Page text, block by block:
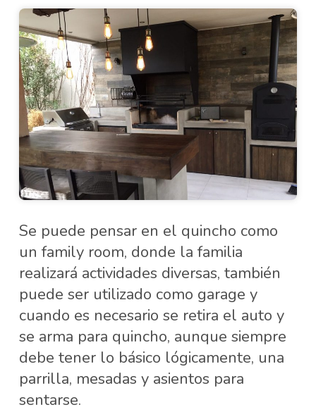
Se puede pensar en el quincho como
un family room, donde la familia
realizará actividades diversas, también
puede ser utilizado como garage y
cuando es necesario se retira el auto y
se arma para quincho, aunque siempre
debe tener lo básico lógicamente, una
parrilla, mesadas y asientos para
sentarse.